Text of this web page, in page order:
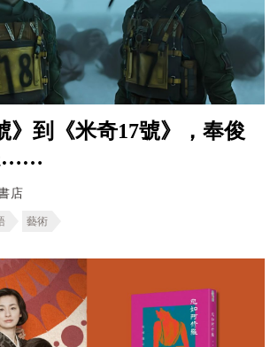
》到《米奇17號》，奉俊
……
店
藝術